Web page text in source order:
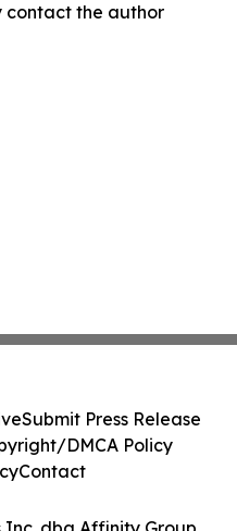
contact the author
Submit Press Release
DMCA Policy
Contact